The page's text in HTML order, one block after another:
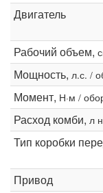
Двигатель
Рабочий объем,
Мощность, л.с. /
Момент, Н·м /
Расход комби, л
Тип коробки
Привод